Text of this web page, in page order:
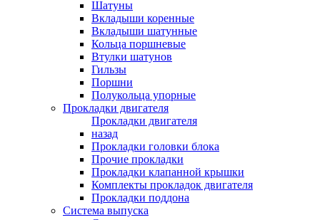
Шатуны
Вкладыши коренные
Вкладыши шатунные
Кольца поршневые
Втулки шатунов
Гильзы
Поршни
Полукольца упорные
Прокладки двигателя
Прокладки двигателя
назад
Прокладки головки блока
Прочие прокладки
Прокладки клапанной крышки
Комплекты прокладок двигателя
Прокладки поддона
Система выпуска